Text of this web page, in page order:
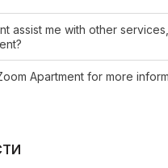
assist me with other
Apartment for more